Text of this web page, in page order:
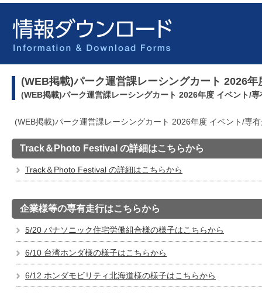
(WEB掲載)パーク運営課レーシングカート 2026
(WEB掲載)パーク運営課レーシングカート 2026年度 イベント/
(WEB掲載)パーク運営課レーシングカート 2026年度 イベント/専
Track＆Photo Festival の詳細はこちらから
Track＆Photo Festival の詳細はこちらから
企業様等の専有走行はこちらから
5/20 パナソニック住宅労働組合様の様子はこちらから
6/10 台湾ホンダ様の様子はこちらから
6/12 ホンダモビリティ北海道様の様子はこちらから